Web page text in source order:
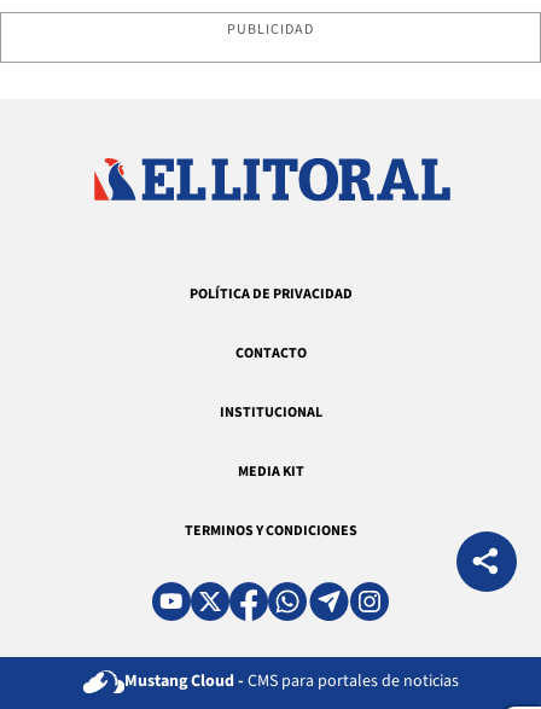
PUBLICIDAD
POLÍTICA DE PRIVACIDAD
CONTACTO
INSTITUCIONAL
MEDIA KIT
TERMINOS Y CONDICIONES
Mustang Cloud - CMS para portales de noticias